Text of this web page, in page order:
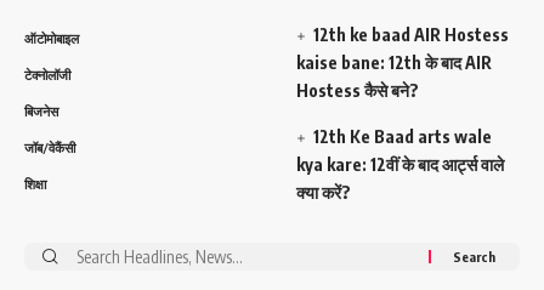
ऑटोमोबाइल
टेक्नोलॉजी
बिजनेस
जॉब/वेकैंसी
शिक्षा
12th ke baad AIR Hostess
kaise bane: 12th के बाद AIR
Hostess कैसे बने?
12th Ke Baad arts wale
kya kare: 12वीं के बाद आर्ट्स वाले
क्या करें?
Search